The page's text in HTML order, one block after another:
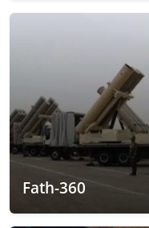
Fath-360